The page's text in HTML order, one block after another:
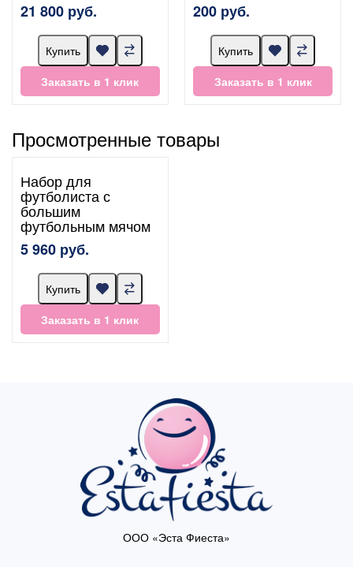
21 800 руб.
Купить
Заказать в 1 клик
200 руб.
Купить
Заказать в 1 клик
Просмотренные товары
Набор для
футболиста с
большим
футбольным мячом
5 960 руб.
Купить
Заказать в 1 клик
ООО «Эста Фиеста»